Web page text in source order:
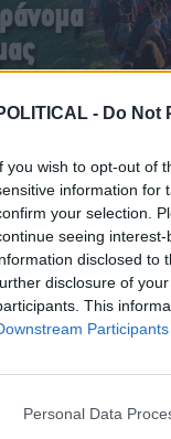
- Do Not
you wish to opt-out of
information for
your selection.
seeing
disclosed to
disclosure of
This
Participants
Personal Data
ΜΑΣ